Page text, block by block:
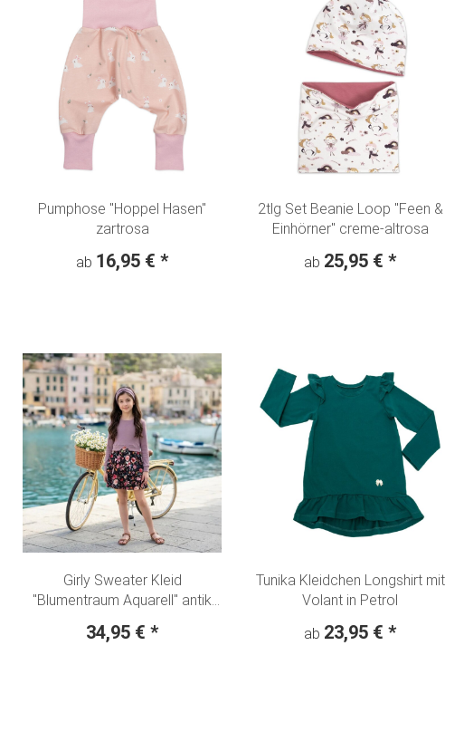
Pumphose "Hoppel Hasen"
zartrosa
ab 16,95 € *
2tlg Set Beanie Loop "Feen &
Einhörner" creme-altrosa
ab 25,95 € *
Girly Sweater Kleid
"Blumentraum Aquarell" antik
34,95 € *
Tunika Kleidchen Longshirt mit
Volant in Petrol
ab 23,95 € *